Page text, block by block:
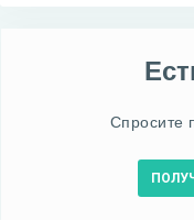
Спросите